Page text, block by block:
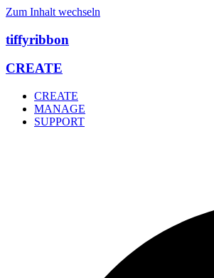
Zum Inhalt wechseln
tiffyribbon
CREATE
CREATE
MANAGE
SUPPORT